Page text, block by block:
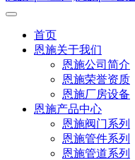
首页
恩施关于我们
恩施公司简介
恩施荣誉资质
恩施厂房设备
恩施产品中心
恩施阀门系列
恩施管件系列
恩施管道系列